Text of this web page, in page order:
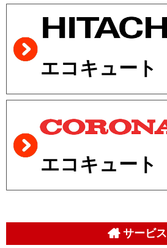
エコキュート
エコキュート
サービス